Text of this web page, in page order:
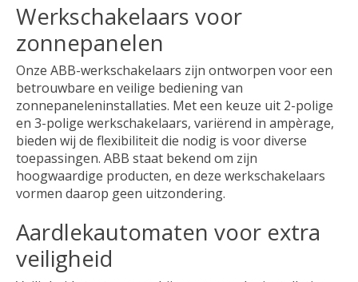
Werkschakelaars voor
zonnepanelen
Onze ABB-werkschakelaars zijn ontworpen voor een
betrouwbare en veilige bediening van
zonnepaneleninstallaties. Met een keuze uit 2-polige
en 3-polige werkschakelaars, variërend in ampèrage,
bieden wij de flexibiliteit die nodig is voor diverse
toepassingen. ABB staat bekend om zijn
hoogwaardige producten, en deze werkschakelaars
vormen daarop geen uitzondering.
Aardlekautomaten voor extra
veiligheid